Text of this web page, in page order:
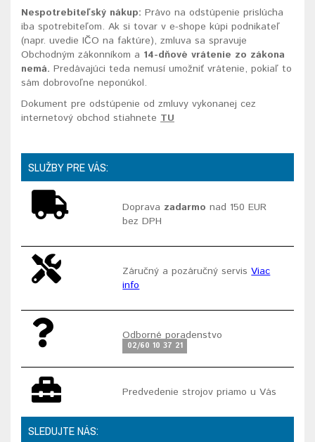
Nespotrebiteľský nákup: Právo na odstúpenie prislúcha
iba spotrebiteľom. Ak si tovar v e-shope kúpi podnikateľ
(napr. uvedie IČO na faktúre), zmluva sa spravuje
Obchodným zákonníkom a 14-dňové vrátenie zo zákona
nemá. Predávajúci teda nemusí umožniť vrátenie, pokiaľ to
sám dobrovoľne neponúkol.
Dokument pre odstúpenie od zmluvy vykonanej cez
internetový obchod stiahnete TU
SLUŽBY PRE VÁS:
Doprava zadarmo nad 150 EUR
bez DPH
Záručný a pozáručný servisViac
info
Odborné poradenstvo
02/60 10 37 21
Predvedenie strojov priamo u Vás
SLEDUJTE NÁS: